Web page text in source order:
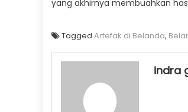
yang akhirnya membuahkan
Tagged Artefak di Belanda,
indra